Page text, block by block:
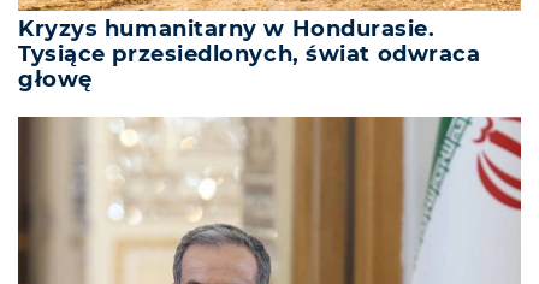
Kryzys humanitarny w Hondurasie.
Tysiące przesiedlonych, świat odwraca
głowę